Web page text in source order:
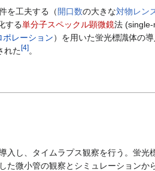
を工夫する（ 開口数の大きな対物レン
する単分子スペックル顕微鏡法
ポレーション）を用いた蛍光標識体の
れた[4]。
し、タイムラプス観察を行う。蛍光
微小管の観察とシミュレーションか